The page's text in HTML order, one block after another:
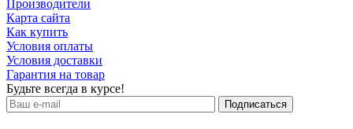
Производители
Карта сайта
Как купить
Условия оплаты
Условия доставки
Гарантия на товар
Будьте всегда в курсе!